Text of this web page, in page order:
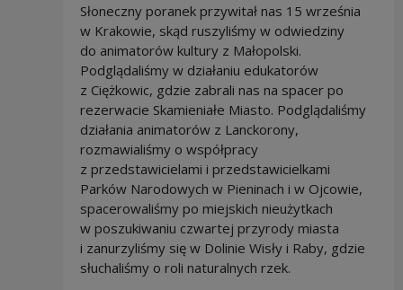
Słoneczny poranek przywitał nas 15 września
w Krakowie, skąd ruszyliśmy w odwiedziny
do animatorów kultury z Małopolski.
Podglądaliśmy w działaniu edukatorów
z Ciężkowic, gdzie zabrali nas na spacer po
rezerwacie Skamieniałe Miasto. Podglądaliśmy
działania animatorów z Lanckorony,
rozmawialiśmy o współpracy
z przedstawicielami i przedstawicielkami
Parków Narodowych w Pieninach i w Ojcowie,
spacerowaliśmy po miejskich nieużytkach
w poszukiwaniu czwartej przyrody miasta
i zanurzyliśmy się w Dolinie Wisły i Raby, gdzie
słuchaliśmy o roli naturalnych rzek.